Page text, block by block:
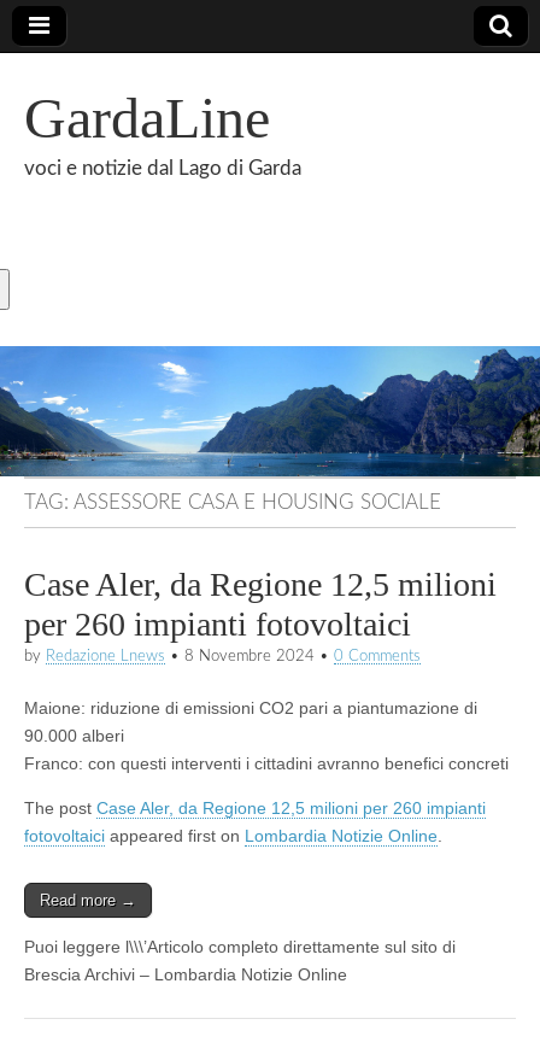
GardaLine
voci e notizie dal Lago di Garda
TAG: ASSESSORE CASA E HOUSING SOCIALE
Case Aler, da Regione 12,5 milioni
per 260 impianti fotovoltaici
by Redazione Lnews • 8 Novembre 2024 • 0 Comments
Maione: riduzione di emissioni CO2 pari a piantumazione di
90.000 alberi
Franco: con questi interventi i cittadini avranno benefici concreti
The post Case Aler, da Regione 12,5 milioni per 260 impianti
fotovoltaici appeared first on Lombardia Notizie Online
Read more →
Puoi leggere l\\\’Articolo completo direttamente sul sito di
Brescia Archivi – Lombardia Notizie Online